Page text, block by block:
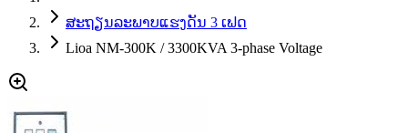
ສະຖຽນລະພາບແຮງດັນ 3 ເຟດ
Lioa NM-300K / 3300KVA 3-phase Voltage